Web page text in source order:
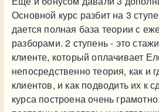
Основной курс разбит на 3
дается полная база теории с
разборами. 2 ступень - это
клиенте, который оплачивает
непосредственно теория, как и
клиентов, и как подводить их к
курса построена очень